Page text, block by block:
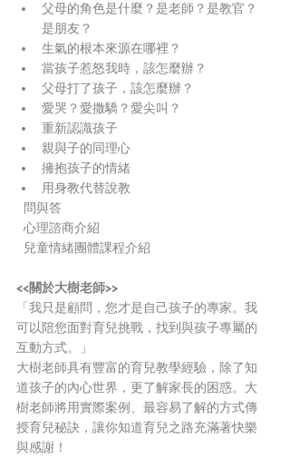
父母的角色是什麼？是老師？是教官？
是朋友？
生氣的根本來源在哪裡？
當孩子惹怒我時，該怎麼辦？
父母打了孩子，該怎麼辦？
愛哭？愛撒驕？愛尖叫？
重新認識孩子
親與子的同理心
擁抱孩子的情緒
用身教代替說教
  問與答
  心理諮商介紹
  兒童情緒團體課程介紹
<<關於大樹老師>>
「我只是顧問，您才是自己孩子的專家。我
可以陪您面對育兒挑戰，找到與孩子專屬的
互動方式。」
大樹老師具有豐富的育兒教學經驗，除了知
道孩子的內心世界，更了解家長的困惑。大
樹老師將用實際案例、最容易了解的方式傳
授育兒秘訣，讓你知道育兒之路充滿著快樂
與感謝！